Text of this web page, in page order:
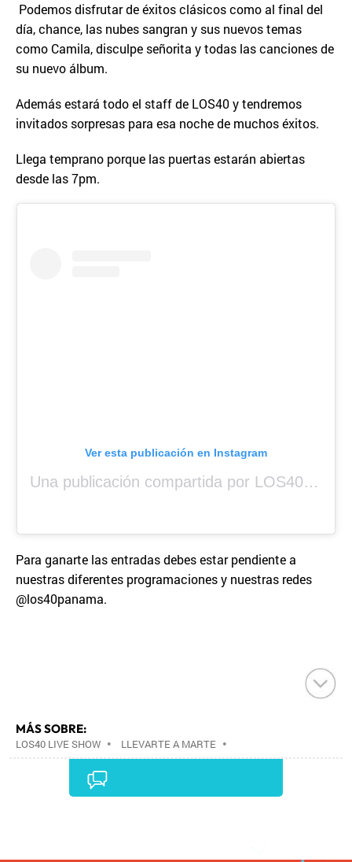
Podemos disfrutar de éxitos clásicos como al final del
día, chance, las nubes sangran y sus nuevos temas
como Camila, disculpe señorita y todas las canciones de
su nuevo álbum.
Además estará todo el staff de LOS40 y tendremos
invitados sorpresas para esa noche de muchos éxitos.
Llega temprano porque las puertas estarán abiertas
desde las 7pm.
Ver esta publicación en Instagram
Una publicación compartida por LOS40 Panamá (@los40panama)
Para ganarte las entradas debes estar pendiente a
nuestras diferentes programaciones y nuestras redes
@los40panama.
MÁS SOBRE:
LOS40 LIVE SHOW • LLEVARTE A MARTE •
CONCIERTOS•LOS40•GRUPOS MÚSICA•
EVENTOS MUSICALES
•RADIO•AGENDA•PRISA MEDIA•
COMUNICACIÓN•COMUNICACIÓN•